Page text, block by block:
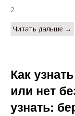
2
Читать дальше →
Как
или нет
узнать: